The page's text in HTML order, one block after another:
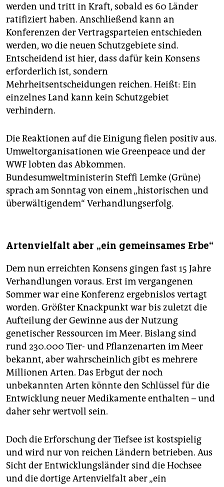
werden und tritt in Kraft, sobald es 60 Länder
ratifiziert haben. Anschließend kann an
Konferenzen der Vertragsparteien entschieden
werden, wo die neuen Schutzgebiete sind.
Entscheidend ist hier, dass dafür kein Konsens
erforderlich ist, sondern
Mehrheitsentscheidungen reichen. Heißt: Ein
einzelnes Land kann kein Schutzgebiet
verhindern.
Die Reaktionen auf die Einigung fielen positiv aus.
Umweltorganisationen wie Greenpeace und der
WWF lobten das Abkommen.
Bundesumweltministerin Steffi Lemke (Grüne)
sprach am Sonntag von einem „historischen und
überwältigendem“ Verhandlungserfolg.
Artenvielfalt aber „ein gemeinsames Erbe“
Dem nun erreichten Konsens gingen fast 15 Jahre
Verhandlungen voraus. Erst im vergangenen
Sommer war eine Konferenz ergebnislos vertagt
worden. Größter Knackpunkt war bis zuletzt die
Aufteilung der Gewinne aus der Nutzung
genetischer Ressourcen im Meer. Bislang sind
rund 230.000 Tier- und Pflanzenarten im Meer
bekannt, aber wahrscheinlich gibt es mehrere
Millionen Arten. Das Erbgut der noch
unbekannten Arten könnte den Schlüssel für die
Entwicklung neuer Medikamente enthalten – und
daher sehr wertvoll sein.
Doch die Erforschung der Tiefsee ist kostspielig
und wird nur von reichen Ländern betrieben. Aus
Sicht der Entwicklungsländer sind die Hochsee
und die dortige Artenvielfalt aber „ein